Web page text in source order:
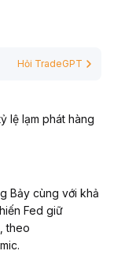
Hỏi TradeGPT
lệ lạm phát hàng
Bảy cùng với khả
Fed giữ
theo